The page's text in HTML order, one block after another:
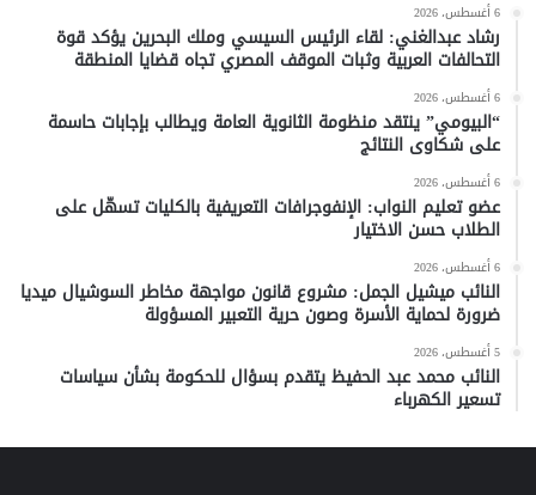
6 أغسطس، 2026
رشاد عبدالغني: لقاء الرئيس السيسي وملك البحرين يؤكد قوة
التحالفات العربية وثبات الموقف المصري تجاه قضايا المنطقة
6 أغسطس، 2026
“البيومي” ينتقد منظومة الثانوية العامة ويطالب بإجابات حاسمة
على شكاوى النتائج
6 أغسطس، 2026
عضو تعليم النواب: الإنفوجرافات التعريفية بالكليات تسهّل على
الطلاب حسن الاختيار
6 أغسطس، 2026
النائب ميشيل الجمل: مشروع قانون مواجهة مخاطر السوشيال ميديا
ضرورة لحماية الأسرة وصون حرية التعبير المسؤولة
5 أغسطس، 2026
النائب محمد عبد الحفيظ يتقدم بسؤال للحكومة بشأن سياسات
تسعير الكهرباء